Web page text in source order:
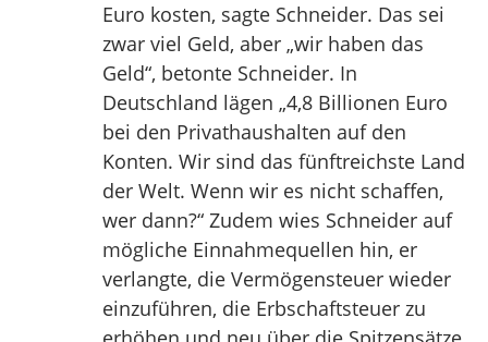
Euro kosten, sagte Schneider. Das sei
zwar viel Geld, aber „wir haben das
Geld“, betonte Schneider. In
Deutschland lägen „4,8 Billionen Euro
bei den Privathaushalten auf den
Konten. Wir sind das fünftreichste Land
der Welt. Wenn wir es nicht schaffen,
wer dann?“ Zudem wies Schneider auf
mögliche Einnahmequellen hin, er
verlangte, die Vermögensteuer wieder
einzuführen, die Erbschaftsteuer zu